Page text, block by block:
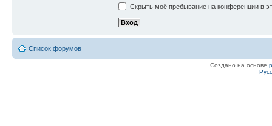
Скрыть моё пребывание на конференции в
Список форумов
Создано на основе